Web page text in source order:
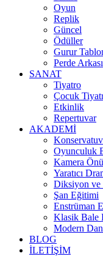
Oyun
Replik
Güncel
Ödüller
Gurur
Perde Arkası
SANAT
Tiyatro
Çocuk
Etkinlik
Repertuvar
AKADEMİ
Oyunculuk
Kamera
Yaratıcı
Diksiyon ve
Şan Eğitimi
Enstrüman
Klasik Bale
Modern
BLOG
İLETİŞİM